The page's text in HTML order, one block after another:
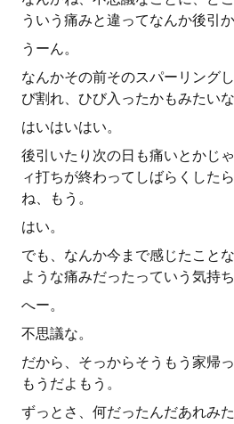
ういう痛みと違ってなんか後引
うーん。
なんかその前そのスパーリング
び割れ、ひび入ったかもみたい
はいはいはい。
後引いたり次の日も痛いとかじ
ィ打ちが終わってしばらくした
ね、もう。
はい。
でも、なんか今まで感じたこと
ような痛みだったっていう気持
へー。
不思議な。
だから、そっからそうもう家帰
もうだよもう。
ずっとさ、何だったんだあれみ